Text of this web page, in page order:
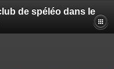
de spéléo dans le